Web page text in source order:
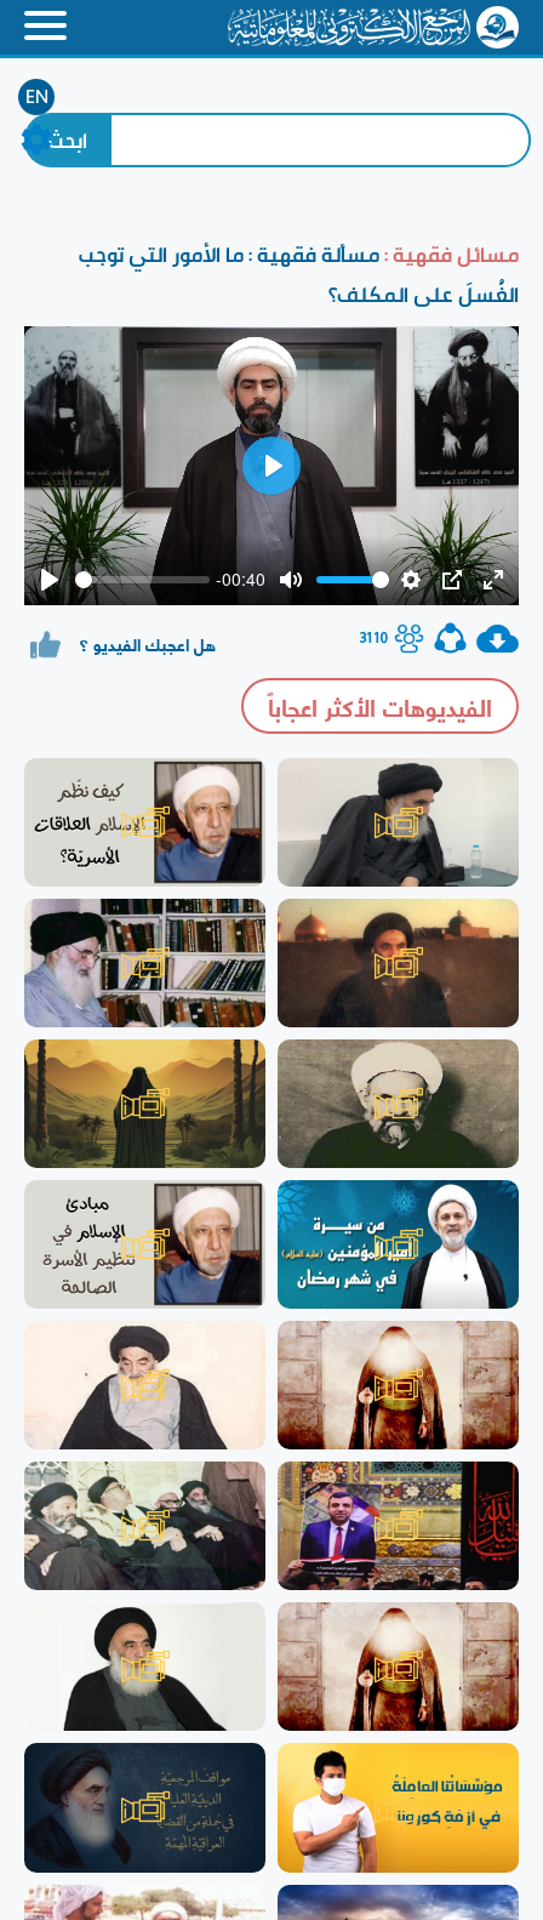
EN
مسائل فقهية :مسألة فقهية : ما الأمور التي توجب
الغُسلَ على المكلف؟
Play
-00:40
Mute
Settings
PIP Enter
Play
3110 هل اعجبك الفيديو ؟
الفيديوهات الأكثر اعجاباً